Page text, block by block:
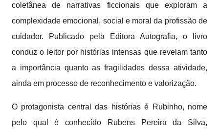
coletânea de narrativas ficcionais que exploram a
complexidade emocional, social e moral da profissão de
cuidador. Publicado pela Editora Autografia, o livro
conduz o leitor por histórias intensas que revelam tanto
a importância quanto as fragilidades dessa atividade,
ainda em processo de reconhecimento e valorização.
O protagonista central das histórias é Rubinho, nome
pelo qual é conhecido Rubens Pereira da Silva,